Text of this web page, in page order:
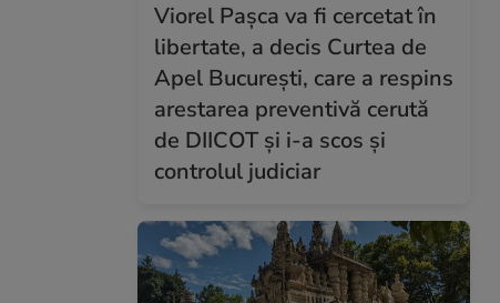
Viorel Pașca va fi cercetat în
libertate, a decis Curtea de
Apel București, care a respins
arestarea preventivă cerută
de DIICOT și i-a scos și
controlul judiciar